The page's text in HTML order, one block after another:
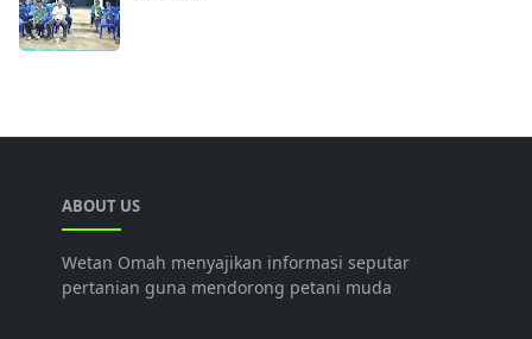
ABOUT US
Wetan Omah menyajikan informasi seputar
pertanian guna mendorong petani muda